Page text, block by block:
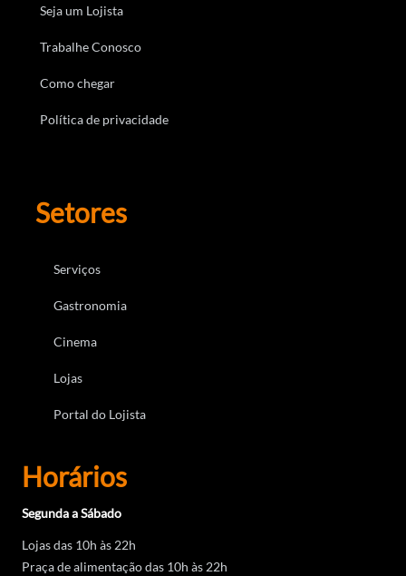
Seja um Lojista
Trabalhe Conosco
Como chegar
Política de privacidade
Setores
Serviços
Gastronomia
Cinema
Lojas
Portal do Lojista
Horários
Segunda a Sábado
Lojas das 10h às 22h
Praça de alimentação das 10h às 22h